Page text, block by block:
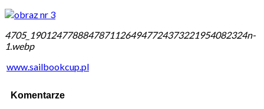
4705_19012477888478711264947724373221954082324n-
1.webp
www.sailbookcup.pl
Komentarze